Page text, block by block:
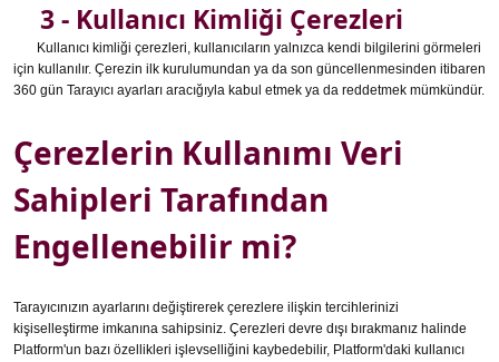
3 - Kullanıcı Kimliği Çerezleri
Kullanıcı kimliği çerezleri, kullanıcıların yalnızca kendi bilgilerini görmeleri
için kullanılır. Çerezin ilk kurulumundan ya da son güncellenmesinden itibaren
360 gün Tarayıcı ayarları aracığıyla kabul etmek ya da reddetmek mümkündür.
Çerezlerin Kullanımı Veri
Sahipleri Tarafından
Engellenebilir mi?
Tarayıcınızın ayarlarını değiştirerek çerezlere ilişkin tercihlerinizi
kişiselleştirme imkanına sahipsiniz. Çerezleri devre dışı bırakmanız halinde
Platform'un bazı özellikleri işlevselliğini kaybedebilir, Platform'daki kullanıcı